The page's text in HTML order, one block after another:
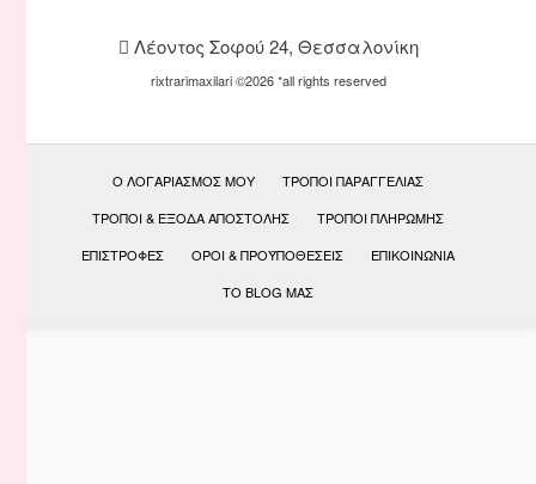
Λέοντος Σοφού 24, Θεσσαλονίκη
rixtrarimaxilari ©2026 *all rights reserved
Ο ΛΟΓΑΡΙΑΣΜΌΣ ΜΟΥ
ΤΡΌΠΟΙ ΠΑΡΑΓΓΕΛΊΑΣ
ΤΡΌΠΟΙ & ΈΞΟΔΑ ΑΠΟΣΤΟΛΉΣ
ΤΡΌΠΟΙ ΠΛΗΡΩΜΉΣ
ΕΠΙΣΤΡΟΦΈΣ
ΟΡΟΙ & ΠΡΟΫΠΟΘΕΣΕΙΣ
ΕΠΙΚΟΙΝΩΝΊΑ
ΤΟ BLOG ΜΑΣ